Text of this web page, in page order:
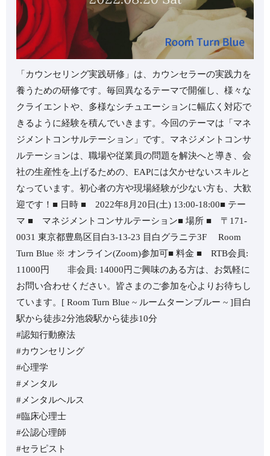
⁡「カウンセリング実践研修」は、カウンセラーの実践力を
養うための研修です。⁡毎回異なるテーマで開催し、様々な
クライエントや、多様なシチュエーションに幅広く対応で
きるように経験を積んでいきます。⁡今回のテーマは「マネ
ジメントコンサルテーション」です。⁡マネジメントコンサ
ルテーションは、職場や従業員の問題を解決へと導き、会
社の生産性を上げるための、EAPには欠かせないスキルと
なっています。⁡初心者の方や現場経験が少ない方も、大歓
迎です！⁡⁡■ 日時 ■ 2022年8月20日(土) 13:00-18:00⁡■ テー
マ ■ マネジメントコンサルテーション⁡■ 場所 ■ 〒171-
0031 東京都豊島区目白3-13-23 目白グラニテ3F Room
Turn Blue ※ オンライン(Zoom)参加可⁡■ 料金 ■ RTB会員:
11000円 非会員: 14000円⁡ご興味のある方は、お気軽に
お問い合わせください。⁡皆さまのご参加を心よりお待ちし
ています。⁡⁡[ Room Turn Blue ~ ルームターンブルー ~ ]目白
駅から徒歩2分池袋駅から徒歩10分⁡⁡
#認知行動療法
#カウンセリング
#心理学
#メンタル
#メンタルヘルス
#臨床心理士
#公認心理師
#セラピスト